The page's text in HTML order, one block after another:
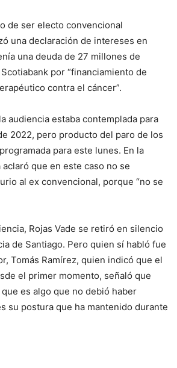
de ser electo convencional
una declaración de intereses en
una deuda de 27 millones de
por “financiamiento de
contra el cáncer”.
audiencia estaba contemplada para
2022, pero producto del paro de los
para este lunes. En la
que en este caso no se
al ex convencional, porque “no se
Rojas Vade se retiró en silencio
de Santiago. Pero quien sí habló fue
Tomás Ramírez, quien indicó que el
el primer momento, señaló que
es algo que no debió haber
su postura que ha mantenido durante